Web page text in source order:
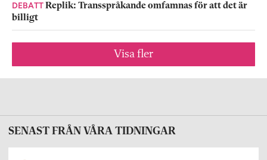
DEBATTReplik: Transspråkande omfamnas för att det är
billigt
Visa fler
SENAST FRÅN VÅRA TIDNINGAR